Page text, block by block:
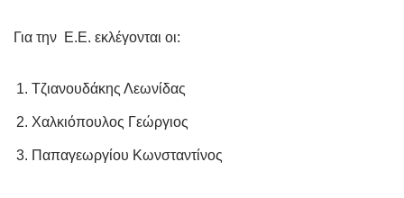
Για την Ε.Ε. εκλέγονται οι:
Τζιανουδάκης Λεωνίδας
Χαλκιόπουλος Γεώργιος
Παπαγεωργίου Κωνσταντίνος